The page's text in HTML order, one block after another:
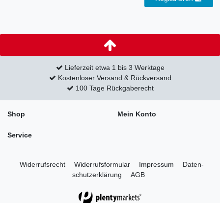
Lieferzeit etwa 1 bis 3 Werktage
Kostenloser Versand & Rückversand
100 Tage Rückgaberecht
Shop Mein Konto
Service
Widerrufs­recht Widerrufs­formular Impressum
Daten­
schutz­erklärung
AGB